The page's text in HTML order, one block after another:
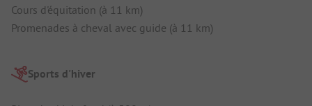
Cours d'équitation (à 11 km)
Promenades à cheval avec guide (à 11 km)
Sports d'hiver